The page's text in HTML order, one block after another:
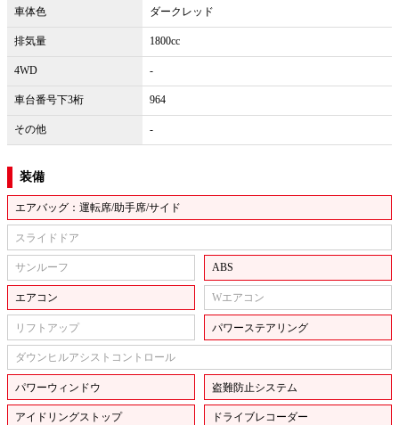
車体色 ダークレッド
排気量 1800cc
4WD -
車台番号下3桁 964
その他 -
装備
エアバッグ：運転席/助手席/サイド
スライドドア
サンルーフ ABS
エアコン Wエアコン
リフトアップ パワーステアリング
ダウンヒルアシストコントロール
パワーウィンドウ 盗難防止システム
アイドリングストップ ドライブレコーダー